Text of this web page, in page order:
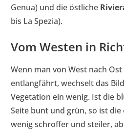
Genua) und die östliche
bis La Spezia).
Vom Westen in
Wenn man von West nach
entlangfährt, wechselt das
Vegetation ein wenig. Ist die
Seite bunt und grün, so ist die
wenig schroffer und steiler,